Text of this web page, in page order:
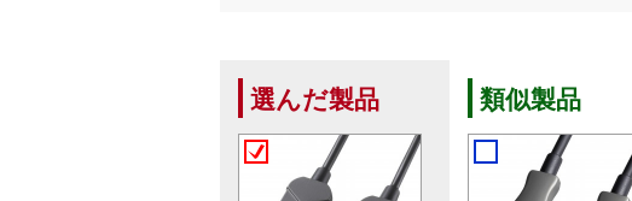
選んだ製品 類似製品